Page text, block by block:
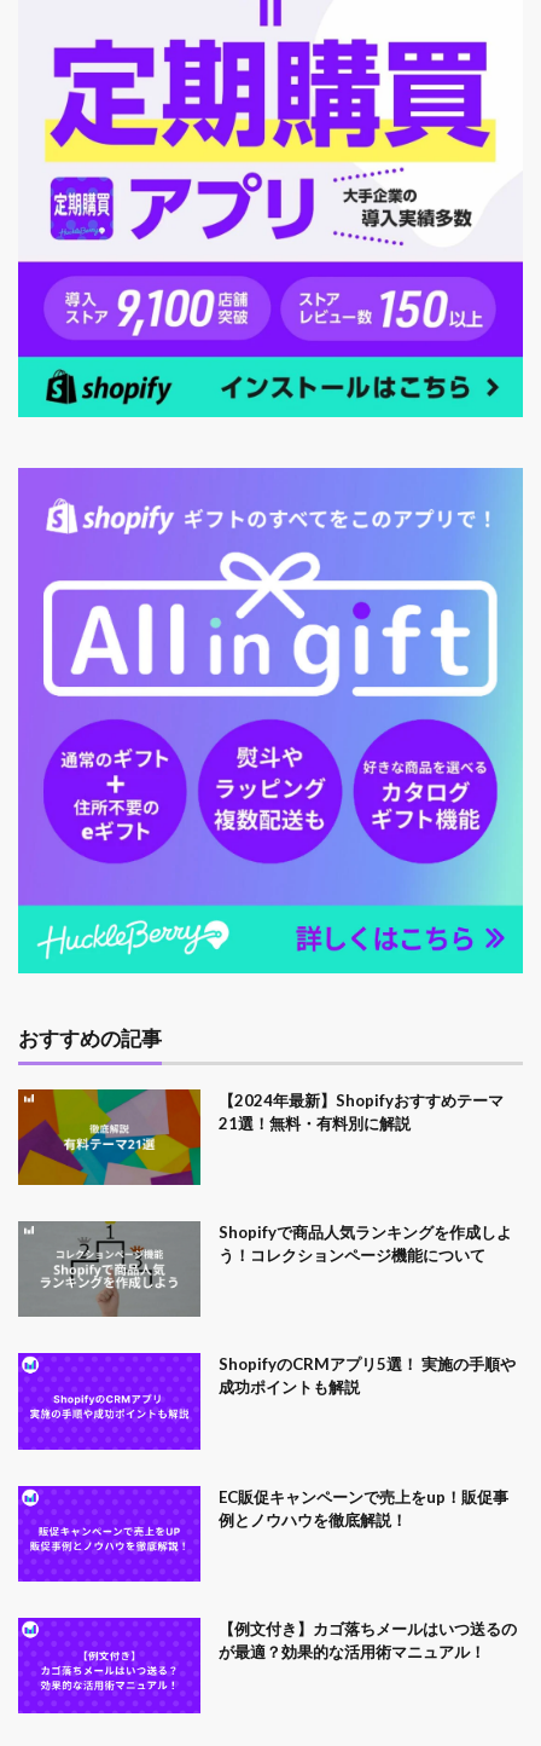
おすすめの記事
【2024年最新】Shopifyおすすめテーマ
21選！無料・有料別に解説
Shopifyで商品人気ランキングを作成しよ
う！コレクションページ機能について
ShopifyのCRMアプリ5選！ 実施の手順や
成功ポイントも解説
EC販促キャンペーンで売上をup！販促事
例とノウハウを徹底解説！
【例文付き】カゴ落ちメールはいつ送るの
が最適？効果的な活用術マニュアル！